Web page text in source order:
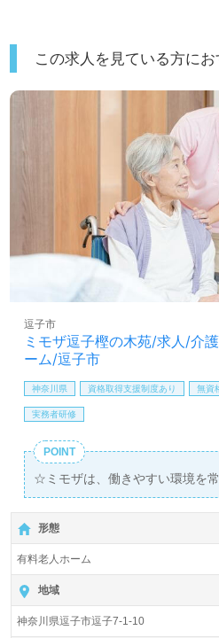
この求人を見ている方にお
ミモザ逗子樫の木苑/求人/介
ーム/逗子市
逗子市
神奈川県 資格取得支援制度あり 無資
実務者研修
POINT
☆ミモザは、働きやすい環境を
形態
有料老人ホーム
地域
神奈川県逗子市逗子7-1-10